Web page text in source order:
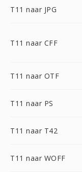
T11 naar JPG
T11 naar CFF
T11 naar OTF
T11 naar PS
T11 naar T42
T11 naar WOFF